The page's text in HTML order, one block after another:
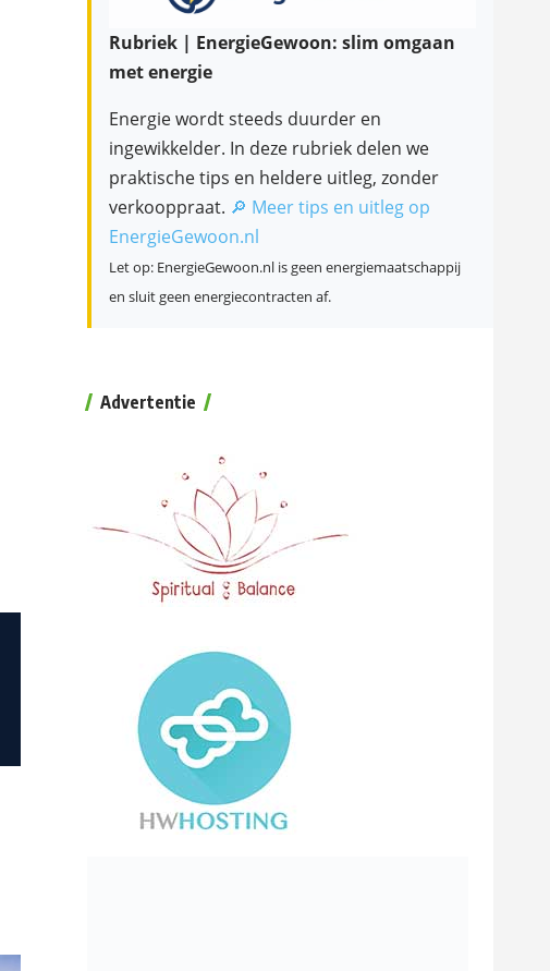
Rubriek | EnergieGewoon: slim omgaan
met energie
Energie wordt steeds duurder en
ingewikkelder. In deze rubriek delen we
praktische tips en heldere uitleg, zonder
verkooppraat. 🔎 Meer tips en uitleg op
EnergieGewoon.nl
Let op: EnergieGewoon.nl is geen energiemaatschappij
en sluit geen energiecontracten af.
Advertentie